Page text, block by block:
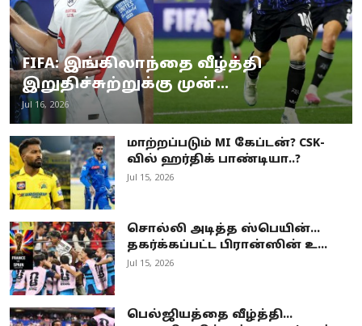
FIFA: இங்கிலாந்தை வீழ்த்தி
இறுதிச்சுற்றுக்கு முன்...
Jul 16, 2026
மாற்றப்படும் MI கேப்டன்? CSK-
வில் ஹர்திக் பாண்டியா..?
Jul 15, 2026
சொல்லி அடித்த ஸ்பெயின்…
தகர்க்கப்பட்ட பிரான்ஸின் உ...
Jul 15, 2026
பெல்ஜியத்தை வீழ்த்தி...